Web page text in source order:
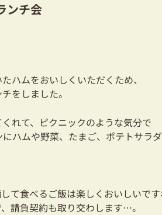
ンチ会
ハムをおいしくいただくため、
をしました。
れて、ピクニックのような気分で
ハムや野菜、たまご、ポテトサラダ
て食べるご飯は楽しくおいしいです
請負契約も取り交わします…。